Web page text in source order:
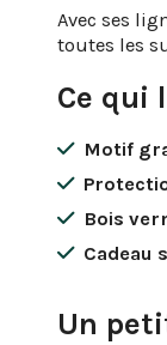
Avec ses
toutes les
Ce qui
Motif
Bois
Cadeau
Un